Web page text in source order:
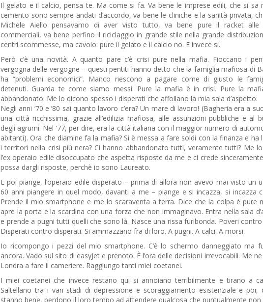
Il gelato e il calcio, pensa te. Ma come si fa. Va bene le imprese edili, che si sa
cemento sono sempre andati d’accordo, va bene le cliniche e la sanità privata,
Michele Aiello pensavamo di aver visto tutto, va bene pure il racket alle
commerciali, va bene perfino il riciclaggio in grande stile nella grande
centri scommesse, ma cavolo: pure il gelato e il calcio no. E invece si.
Però c’è una novità. A quanto pare c’è crisi pure nella mafia. Fioccano i
vergogna delle vergogne – questi pentiti hanno detto che la famiglia mafiosa di
ha “problemi economici”. Manco riescono a pagare come di giusto le
detenuti. Guarda te come siamo messi. Pure la mafia è in crisi. Pure la
abbandonato. Me lo dicono spesso i disperati che affollano la mia sala d’aspetto.
Negli anni ’70 e ’80 sai quanto lavoro c’era? Un mare di lavoro! (Bagheria era a
una città ricchissima, grazie all’edilizia mafiosa, alle assunzioni pubbliche e al
degli agrumi. Nel ’77, per dire, era la città italiana con il maggior numero di
abitanti). Ora che diamine fa la mafia? Si è messa a fare soldi con la finanza e ha
i territori nella crisi più nera? Ci hanno abbandonato tutti, veramente tutti? Me
l’ex operaio edile disoccupato che aspetta risposte da me e ci crede
possa dargli risposte, perchè io sono Laureato.
E poi piange, l’operaio edile disperato – prima di allora non avevo mai visto un
60 anni piangere in quel modo, davanti a me – piange e si incazza, si incazza
Prende il mio smartphone e me lo scaraventa a terra. Dice che la colpa è pure
apre la porta e la scardina con una forza che non immaginavo. Entra nella sala
e prende a pugni tutti quelli che sono là. Nasce una rissa furibonda. Poveri
Disperati contro disperati. Si ammazzano fra di loro. A pugni. A calci. A morsi.
Io ricompongo i pezzi del mio smartphone. C’è lo schermo danneggiato ma
ancora. Vado sul sito di easyJet e prenoto. È l’ora delle decisioni irrevocabili. Me
Londra a fare il cameriere. Raggiungo tanti miei coetanei.
I miei coetanei che invece restano qui si annoiano terribilmente e tirano a
Saltellano tra i vari stadi di depressione e scoraggiamento esistenziale e poi,
stanno bene, perdono il loro tempo ad attendere qualcosa che puntualmente non